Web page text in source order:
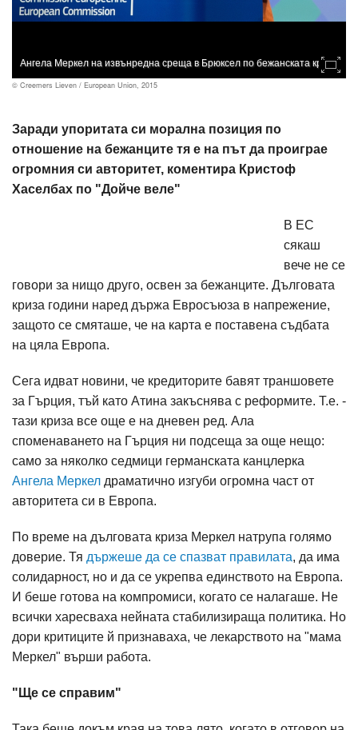
Ангела Меркел на извънредна среща в Брюксел по бежанската криза
© Creemers Lieven / European Union, 2015
Заради упоритата си морална позиция по
отношение на бежанците тя е на път да проиграе
огромния си авторитет, коментира Кристоф
Хаселбах по "Дойче веле"
В ЕС
сякаш
вече не се
говори за нищо друго, освен за бежанците. Дълговата
криза години наред държа Евросъюза в напрежение,
защото се смяташе, че на карта е поставена съдбата
на цяла Европа.
Сега идват новини, че кредиторите бавят траншовете
за Гърция, тъй като Атина закъснява с реформите. Т.е. -
тази криза все още е на дневен ред. Ала
споменаването на Гърция ни подсеща за още нещо:
само за няколко седмици германската канцлерка
Ангела Меркел драматично изгуби огромна част от
авторитета си в Европа.
По време на дълговата криза Меркел натрупа голямо
доверие. Тя държеше да се спазват правилата, да има
солидарност, но и да се укрепва единството на Европа.
И беше готова на компромиси, когато се налагаше. Не
всички харесваха нейната стабилизираща политика. Но
дори критиците й признаваха, че лекарството на "мама
Меркел" върши работа.
"Ще се справим"